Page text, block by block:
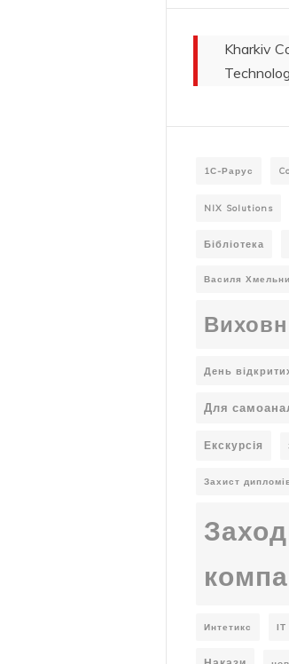
Kharkiv
1С-Рарус
NIX Solutions
Бібліотека
Василя
День
Для
Екскурсія
Захист
Интетикс ІТ